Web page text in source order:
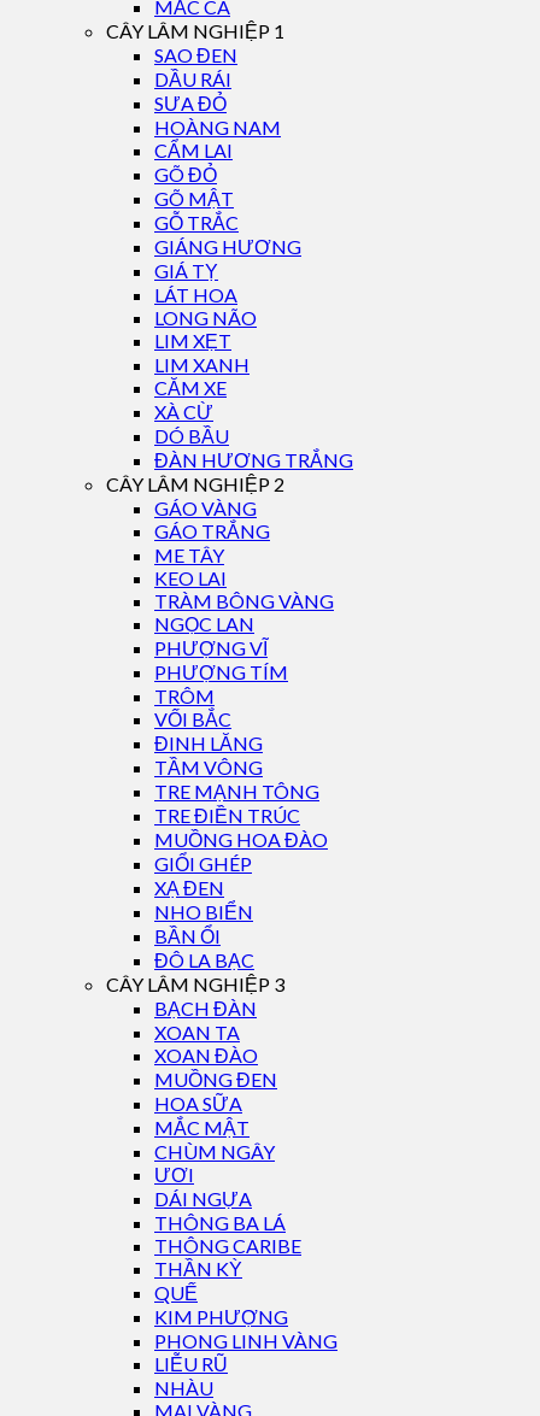
MẮC CA
CÂY LÂM NGHIỆP 1
SAO ĐEN
DẦU RÁI
SƯA ĐỎ
HOÀNG NAM
CẨM LAI
GÕ ĐỎ
GÕ MẬT
GỖ TRẮC
GIÁNG HƯƠNG
GIÁ TỴ
LÁT HOA
LONG NÃO
LIM XẸT
LIM XANH
CĂM XE
XÀ CỪ
DÓ BẦU
ĐÀN HƯƠNG TRẮNG
CÂY LÂM NGHIỆP 2
GÁO VÀNG
GÁO TRẮNG
ME TÂY
KEO LAI
TRÀM BÔNG VÀNG
NGỌC LAN
PHƯỢNG VĨ
PHƯỢNG TÍM
TRÔM
VỐI BẮC
ĐINH LĂNG
TẦM VÔNG
TRE MẠNH TÔNG
TRE ĐIỀN TRÚC
MUỒNG HOA ĐÀO
GIỔI GHÉP
XẠ ĐEN
NHO BIỂN
BẦN ỔI
ĐÔ LA BẠC
CÂY LÂM NGHIỆP 3
BẠCH ĐÀN
XOAN TA
XOAN ĐÀO
MUỒNG ĐEN
HOA SỮA
MẮC MẬT
CHÙM NGÂY
ƯƠI
DÁI NGỰA
THÔNG BA LÁ
THÔNG CARIBE
THẦN KỲ
QUẾ
KIM PHƯỢNG
PHONG LINH VÀNG
LIỄU RŨ
NHÀU
MAI VÀNG